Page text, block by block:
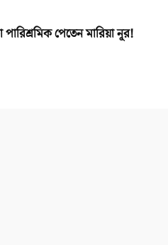
পেতেন মারিয়া নূর!